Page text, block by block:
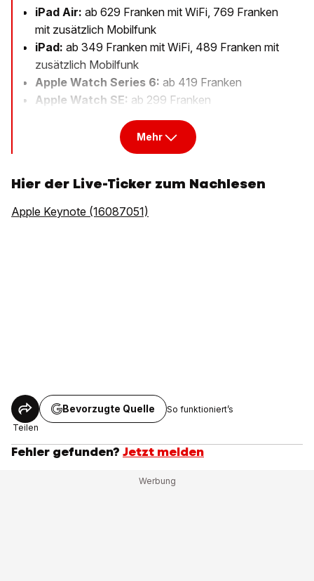
iPad Air: ab 629 Franken mit WiFi, 769 Franken
mit zusätzlich Mobilfunk
iPad: ab 349 Franken mit WiFi, 489 Franken mit
zusätzlich Mobilfunk
Apple Watch Series 6: ab 419 Franken
Apple Watch SE: ab 299 Franken
Mehr
Hier der Live-Ticker zum Nachlesen
Apple Keynote (16087051)
Teilen
Bevorzugte Quelle So funktioniert’s
Fehler gefunden? Jetzt melden